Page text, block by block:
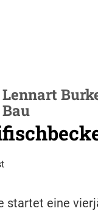
startet eine